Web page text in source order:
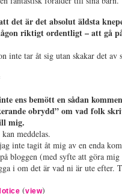
det är det absolut äldsta
riktigt ordentligt – att gå
inte tar åt sig utan skakar det
ens bemött en sådan
obrydd” om vad folk
mig.
meddelas.
inte tagit åt mig av en enda
bloggen (med syfte att göra mig
i om det är vad ni är ute efter.
(view)